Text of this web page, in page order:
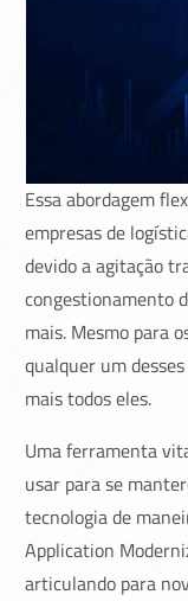
Essa abordagem
empresas de
devido a agitação
congestionamento
mais. Mesmo para
qualquer um
mais todos eles.
Uma ferramenta
usar para se
tecnologia de
Application
articulando para